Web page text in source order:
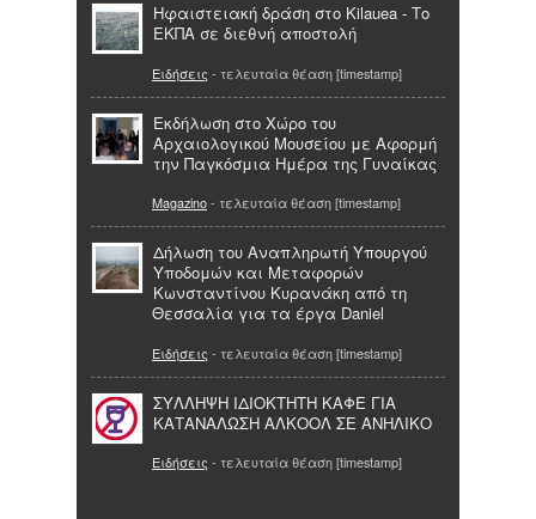
Ηφαιστειακή δράση στο Kilauea - Το
ΕΚΠΑ σε διεθνή αποστολή
Ειδήσεις - τελευταία θέαση [timestamp]
Εκδήλωση στο Χώρο του
Αρχαιολογικού Μουσείου με Αφορμή
την Παγκόσμια Ημέρα της Γυναίκας
Magazino- τελευταία θέαση [timestamp]
Δήλωση του Αναπληρωτή Υπουργού
Υποδομών και Μεταφορών
Κωνσταντίνου Κυρανάκη από τη
Θεσσαλία για τα έργα Daniel
Ειδήσεις - τελευταία θέαση [timestamp]
ΣΥΛΛΗΨΗ ΙΔΙΟΚΤΗΤΗ ΚΑΦΕ ΓΙΑ
ΚΑΤΑΝΑΛΩΣΗ ΑΛΚΟΟΛ ΣΕ ΑΝΗΛΙΚΟ
Ειδήσεις - τελευταία θέαση [timestamp]